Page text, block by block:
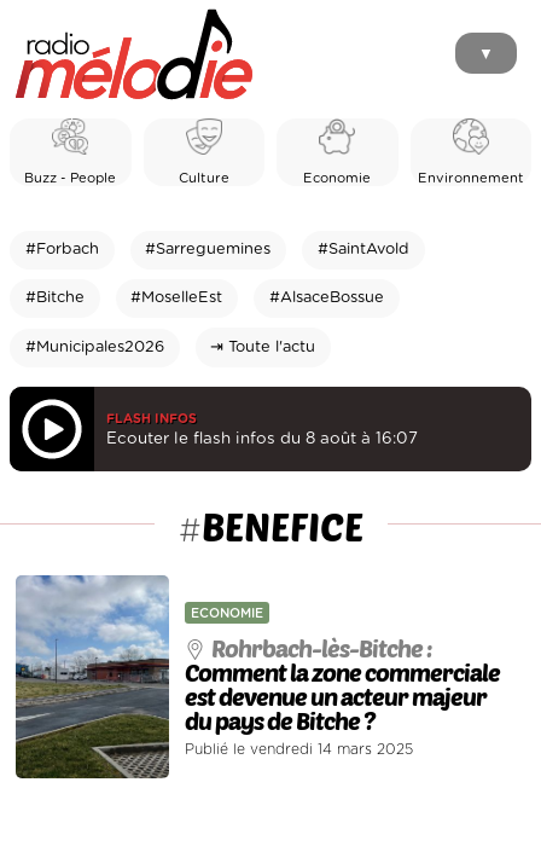
▼
Buzz - People Culture Economie Environnement
#Forbach #Sarreguemines #SaintAvold
#Bitche #MoselleEst #AlsaceBossue
#Municipales2026 ⇥ Toute l'actu
FLASH INFOS
Ecouter le flash infos du 8 août à 16:07
#BENEFICE
ECONOMIE
Rohrbach-lès-Bitche :
Comment la zone commerciale
est devenue un acteur majeur
du pays de Bitche ?
Publié le vendredi 14 mars 2025